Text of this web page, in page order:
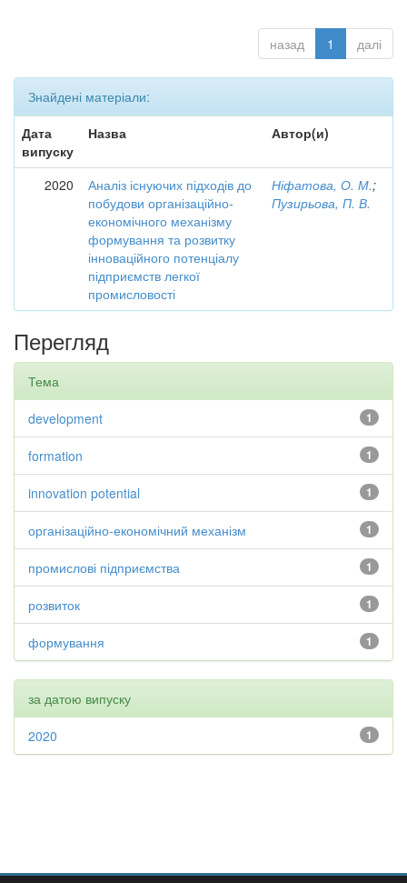
назад 1 далі
Знайдені матеріали:
Дата
випуску
Назва Автор(и)
2020
Аналіз існуючих підходів до
побудови організаційно-
економічного механізму
формування та розвитку
інноваційного потенціалу
підприємств легкої
промисловості
Ніфатова, О. М.;
Пузирьова, П. В.
Перегляд
Тема
1
development
1
formation
1
innovation potential
1
організаційно-економічний механізм
1
промислові підприємства
1
розвиток
1
формування
за датою випуску
1
2020